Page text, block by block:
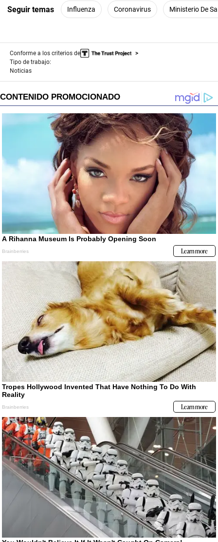
Seguir temas Influenza Coronavirus Ministerio De
Conforme a los criterios de
Tipo de trabajo:
Noticias